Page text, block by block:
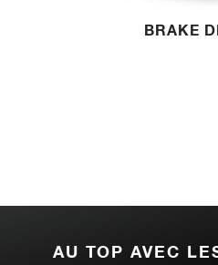
BRAKE
AU TOP AVEC